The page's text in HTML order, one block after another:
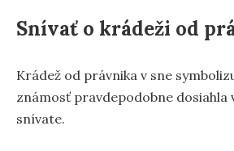
Snívať o krádeži od
Krádež od právnika v sne
známosť pravdepodobne dosiahla
snívate.